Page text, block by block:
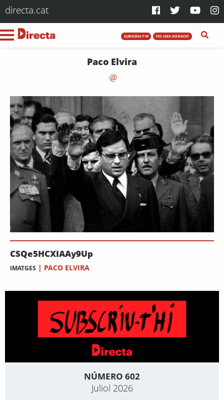
directa.cat
SUBSCRIU-T'HI FES UNA DONACIÓ
Paco Elvira
CSQe5HCXIAAy9Up
IMATGES | PACO ELVIRA
NÚMERO 602
Juliol 2026